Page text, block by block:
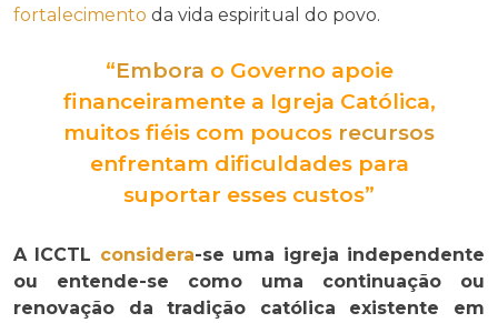
fortalecimento da vida espiritual do povo.
“Embora o Governo apoie
financeiramente a Igreja Católica,
muitos fiéis com poucos recursos
enfrentam dificuldades para
suportar esses custos”
A ICCTL considera-se uma igreja independente
ou entende-se como uma continuação ou
renovação da tradição católica existente em